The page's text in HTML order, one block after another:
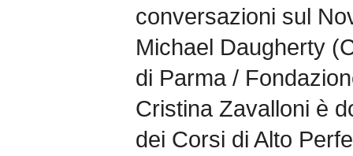
conversazioni sul
Michael Daugherty
di Parma /
Cristina Zavalloni è
dei Corsi di Alto